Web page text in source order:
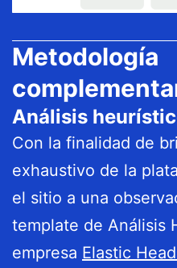
Metodología
Análisis
Con la finalidad de
exhaustivo de la
el sitio a una
template de Análisis
empresa Elastic